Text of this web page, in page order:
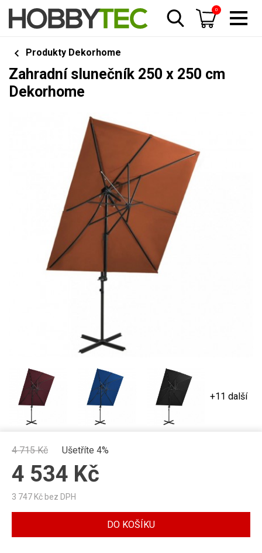
0
Produkty Dekorhome
Zahradní slunečník 250 x 250 cm
Dekorhome
+11 další
4 715Kč Ušetříte 4%
4 534 Kč
3 747 Kč bez DPH
DO KOŠÍKU